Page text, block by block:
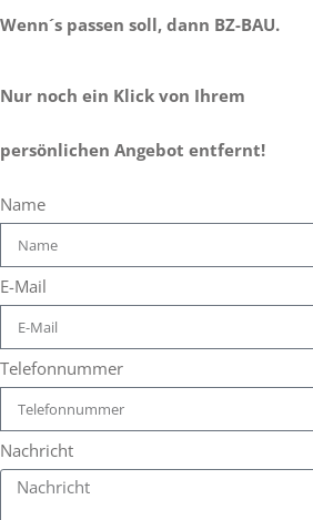
Wenn´s passen soll, dann BZ-BAU.
Nur noch ein Klick von Ihrem
persönlichen Angebot entfernt!
Name
E-Mail
Telefonnummer
Nachricht